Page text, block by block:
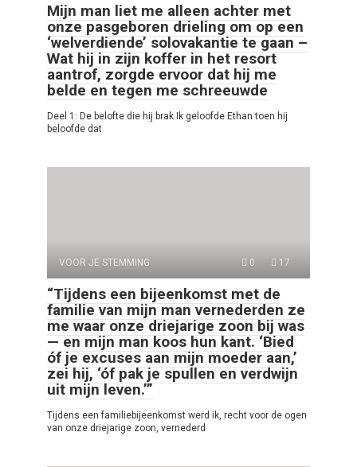
Mijn man liet me alleen achter met
onze pasgeboren drieling om op een
‘welverdiende’ solovakantie te gaan –
Wat hij in zijn koffer in het resort
aantrof, zorgde ervoor dat hij me
belde en tegen me schreeuwde
Deel 1: De belofte die hij brak Ik geloofde Ethan toen hij
beloofde dat
VOOR JE STEMMING 0 17
“Tijdens een bijeenkomst met de
familie van mijn man vernederden ze
me waar onze driejarige zoon bij was
— en mijn man koos hun kant. ‘Bied
óf je excuses aan mijn moeder aan,’
zei hij, ‘óf pak je spullen en verdwijn
uit mijn leven.’”
Tijdens een familiebijeenkomst werd ik, recht voor de ogen
van onze driejarige zoon, vernederd